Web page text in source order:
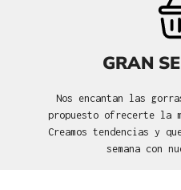
GRAN
Nos encantan las
propuesto ofrecerte la
Creamos tendencias y
semana con